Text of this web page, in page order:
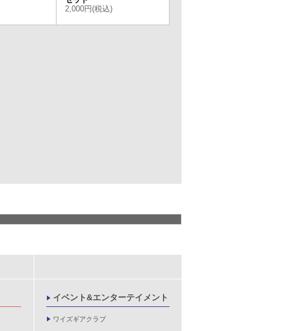
2,000円(税込)
イベント&エンターテイメント
ワイズギアクラブ